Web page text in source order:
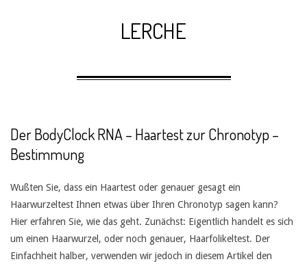
LERCHE
Der BodyClock RNA – Haartest zur Chronotyp –
Bestimmung
Wußten Sie, dass ein Haartest oder genauer gesagt ein
Haarwurzeltest Ihnen etwas über Ihren Chronotyp sagen kann?
Hier erfahren Sie, wie das geht. Zunächst: Eigentlich handelt es sich
um einen Haarwurzel, oder noch genauer, Haarfolikeltest. Der
Einfachheit halber, verwenden wir jedoch in diesem Artikel den